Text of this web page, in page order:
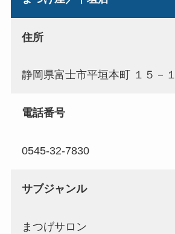
住所
静岡県富士市平垣本町 １５－１
電話番号
0545-32-7830
サブジャンル
まつげサロン